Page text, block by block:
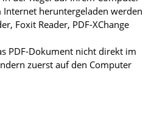
heruntergeladen werden
Foxit Reader, PDF-XChange
PDF-Dokument nicht direkt im
zuerst auf den Computer